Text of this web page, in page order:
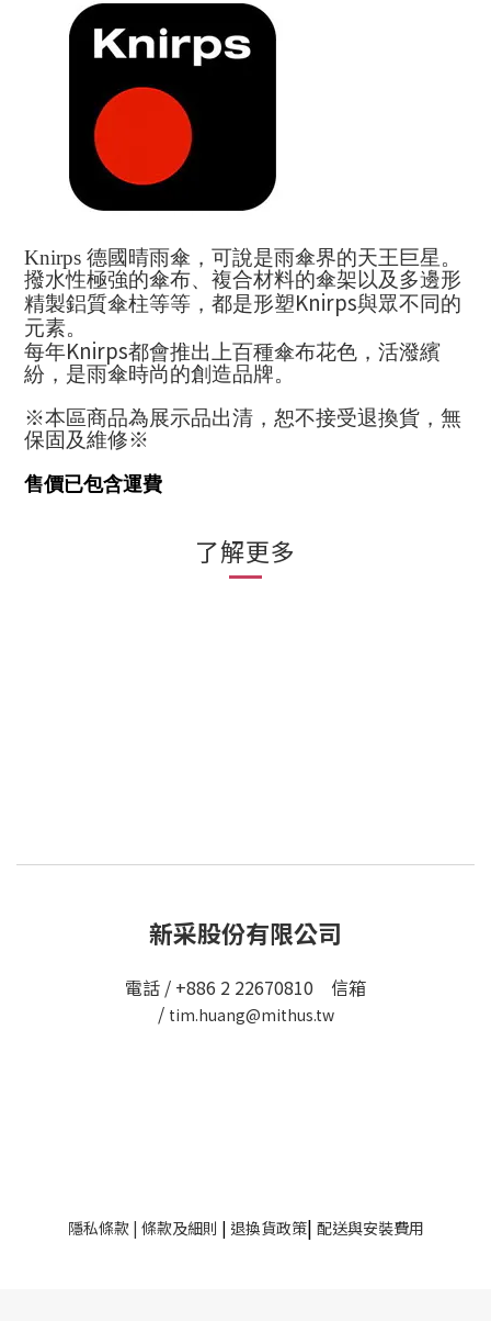
Knirps 德國晴雨傘，可說是雨傘界的天王巨星。
撥水性極強的傘布、複合材料的傘架以及多邊形
精製鋁質傘柱等等，都是形塑Knirps與眾不同的
元素。
每年Knirps都會推出上百種傘布花色，活潑繽
紛，是雨傘時尚的創造品牌。
※本區商品為展示品出清，恕不接受退換貨 ， 無
保固及維修※
售價已包含運費
了解更多
新采股份有限公司
電話 / +886 2 22670810 信箱
/ tim.huang@mithus.tw
隱私條款| 條款及細則 | 退換貨政策| 配送與安裝費用